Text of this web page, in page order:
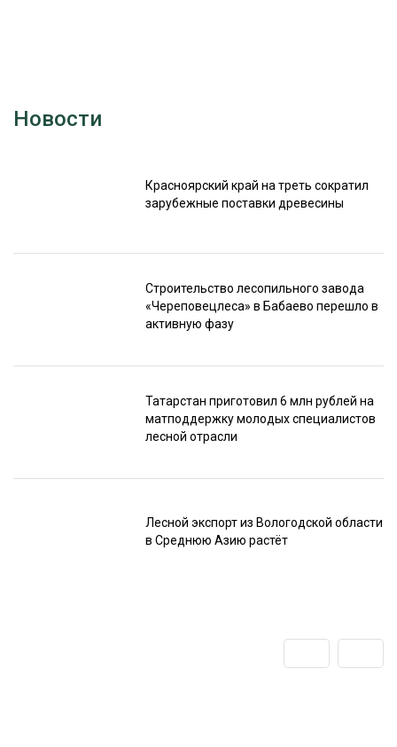
Новости
Красноярский край на треть сократил
зарубежные поставки древесины
Строительство лесопильного завода
«Череповецлеса» в Бабаево перешло в
активную фазу
Татарстан приготовил 6 млн рублей на
матподдержку молодых специалистов
лесной отрасли
Лесной экспорт из Вологодской области
в Среднюю Азию растёт